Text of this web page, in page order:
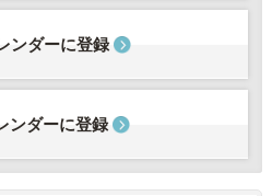
ンダーに登録
ンダーに登録